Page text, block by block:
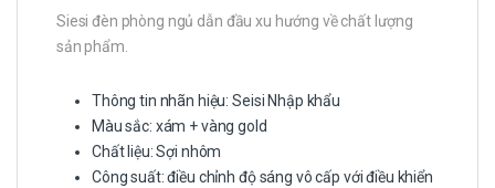
Siesi đèn phòng ngủ dẫn đầu xu hướng về chất lượng
sản phẩm.
Thông tin nhãn hiệu: Seisi Nhập khẩu
Màu sắc: xám + vàng gold
Chất liệu: Sợi nhôm
Công suất: điều chỉnh độ sáng vô cấp với điều khiển